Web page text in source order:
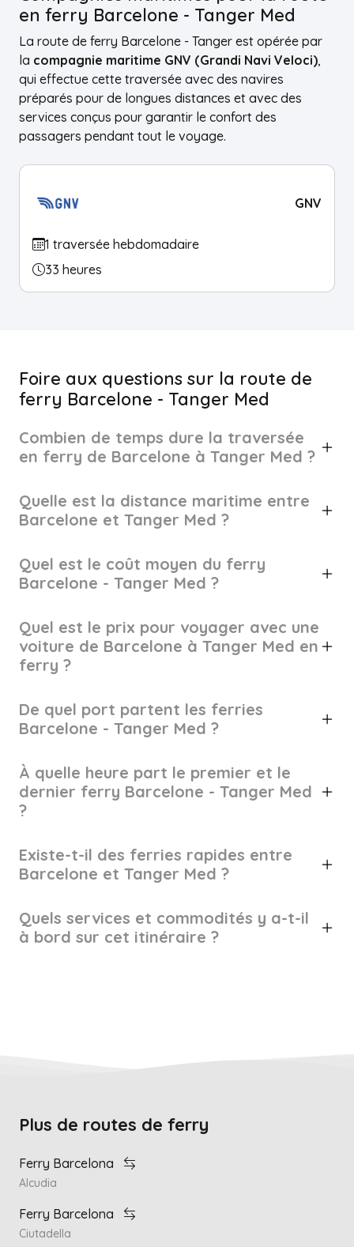
en ferry Barcelone - Tanger Med
La route de ferry Barcelone - Tanger est opérée par
la compagnie maritime GNV (Grandi Navi Veloci),
qui effectue cette traversée avec des navires
préparés pour de longues distances et avec des
services conçus pour garantir le confort des
passagers pendant tout le voyage.
GNV
1 traversée hebdomadaire
33 heures
Foire aux questions sur la route de
ferry Barcelone - Tanger Med
Combien de temps dure la traversée
en ferry de Barcelone à Tanger Med ?
Quelle est la distance maritime entre
Barcelone et Tanger Med ?
Quel est le coût moyen du ferry
Barcelone - Tanger Med ?
Quel est le prix pour voyager avec une
voiture de Barcelone à Tanger Med en
ferry ?
De quel port partent les ferries
Barcelone - Tanger Med ?
À quelle heure part le premier et le
dernier ferry Barcelone - Tanger Med
?
Existe-t-il des ferries rapides entre
Barcelone et Tanger Med ?
Quels services et commodités y a-t-il
à bord sur cet itinéraire ?
Plus de routes de ferry
Ferry Barcelona
Alcudia
Ferry Barcelona
Ciutadella